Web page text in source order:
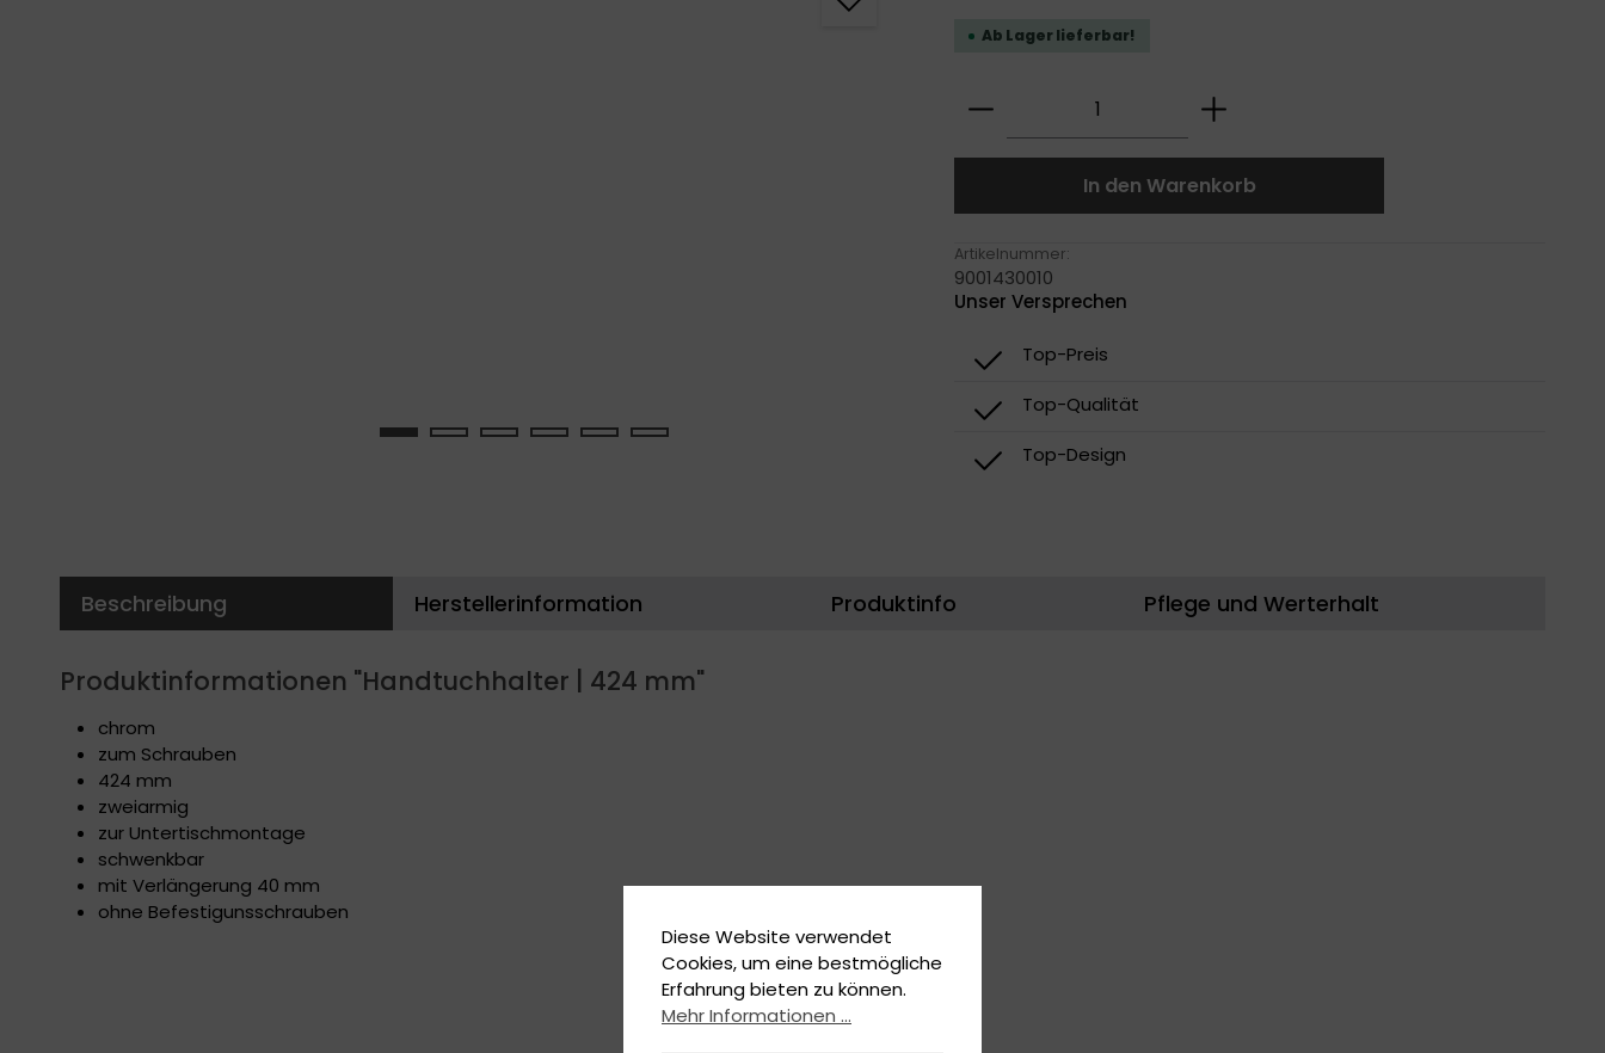
Ab Lager lieferbar!
Produkt Anzahl: Gib den gewünschten Wert
In den Warenkorb
Artikelnummer:
9001430010
Unser Versprechen
Top-Preis
Top-Qualität
Top-Design
Beschreibung Herstellerinformation Produktinfo Pflege und Werterhalt
Produktinformationen "Handtuchhalter | 424 mm"
chrom
zum Schrauben
424 mm
zweiarmig
zur Untertischmontage
schwenkbar
mit Verlängerung 40 mm
ohne Befestigunsschrauben
Diese Website verwendet
Cookies, um eine bestmögliche
Erfahrung bieten zu können.
Mehr Informationen ...